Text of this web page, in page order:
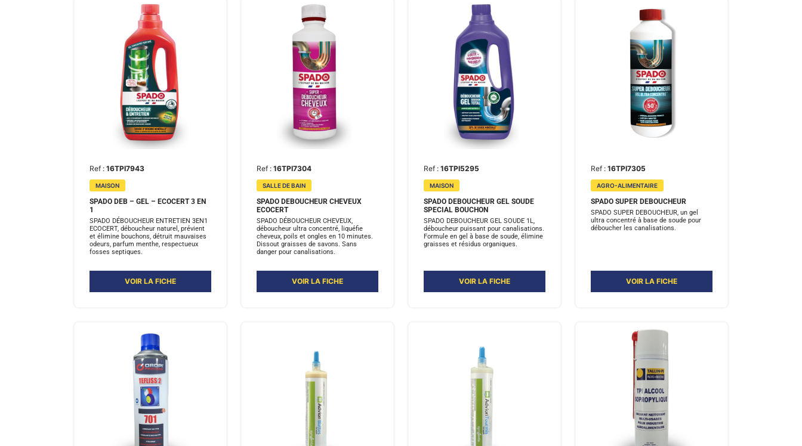
Ref : 16TPI7943
MAISON
SPADO DEB – GEL – ECOCERT 3 EN
1
SPADO DÉBOUCHEUR ENTRETIEN 3EN1
ECOCERT, déboucheur naturel, prévient
et élimine bouchons, détruit mauvaises
odeurs, parfum menthe, respectueux
fosses septiques.
VOIR LA FICHE
Ref : 16TPI7304
SALLE DE BAIN
SPADO DEBOUCHEUR CHEVEUX
ECOCERT
SPADO DÉBOUCHEUR CHEVEUX,
déboucheur ultra concentré, liquéfie
cheveux, poils et ongles en 10 minutes.
Dissout graisses de savons. Sans
danger pour canalisations.
VOIR LA FICHE
Ref : 16TPI5295
MAISON
SPADO DEBOUCHEUR GEL SOUDE
SPECIAL BOUCHON
SPADO DEBOUCHEUR GEL SOUDE 1L,
déboucheur puissant pour canalisations.
Formule en gel à base de soude, élimine
graisses et résidus organiques.
VOIR LA FICHE
Ref : 16TPI7305
AGRO-ALIMENTAIRE
SPADO SUPER DEBOUCHEUR
SPADO SUPER DEBOUCHEUR, un gel
ultra concentré à base de soude pour
déboucher les canalisations.
VOIR LA FICHE